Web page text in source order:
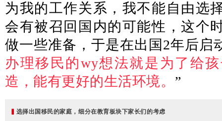
为我的工作关系，我不能自由选
会有被召回国内的可能性，这个
做一些准备，于是在出国2年后启
办理移民的wy想法就是为了给
造，能有更好的生活环境。 ”
▍ 选择出国移民的家庭，细分在教育板块下家长们的考虑